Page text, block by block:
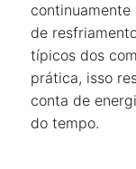
de
típicos dos
prática, isso
conta de
do tempo.